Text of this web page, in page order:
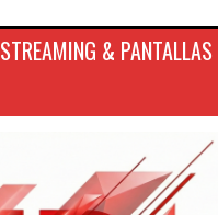
STREAMING & PANTALLAS